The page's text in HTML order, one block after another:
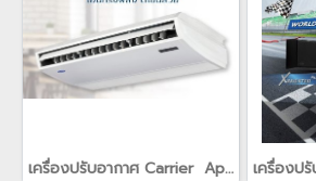
เครื่องปรับอากาศ Carrier Apollo II เครื่องปรับอากาศ Carrier Apollo II ดีไซน์อย่างใส่ใจในทุกแง่มุม ช่วยจ่ายลมเย็นได้ไกลถึงทุกความต้องการ ให้มากกว่าความเย็น ความทรงพลัง และการประหยัดไฟ เครื่องปรับอากาศรุ่น Apollo II ยังช่วยกำจัดเสียงรบกวน ได้มากกว่าและให